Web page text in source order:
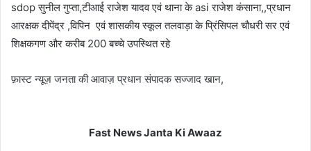
sdop सुनील गुप्ता,टीआई राजेश यादव एवं थाना के asi राजेश कंसाना,,प्रधान
आरक्षक दीपेंद्र ,विपिन एवं शासकीय स्कूल तलवाड़ा के प्रिंसिपल चौधरी सर एवं
शिक्षकगण और करीब 200 बच्चे उपस्थित रहे
फ़ास्ट न्यूज़ जनता की आवाज़ प्रधान संपादक सज्जाद खान,
Fast News Janta Ki Awaaz